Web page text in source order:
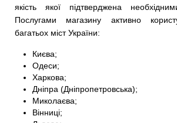
якість якої підтверджена
Послугами магазину активно
багатьох міст України:
Києва;
Одеси;
Харкова;
Дніпра (Дніпропетровська);
Миколаєва;
Вінниці;